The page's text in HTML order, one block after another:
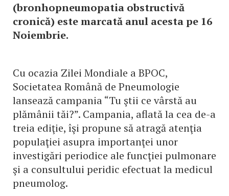
(bronhopneumopatia obstructivă
cronică) este marcată anul acesta pe 16
Noiembrie.
Cu ocazia Zilei Mondiale a BPOC,
Societatea Română de Pneumologie
lansează campania “Tu ştii ce vârstă au
plămânii tăi?”. Campania, aflată la cea de-a
treia ediţie, îşi propune să atragă atenţia
populaţiei asupra importanţei unor
investigări periodice ale funcţiei pulmonare
şi a consultului peridic efectuat la medicul
pneumolog.